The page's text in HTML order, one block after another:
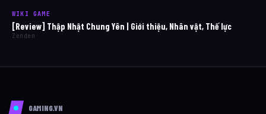
WIKI GAME
[Review] Thập Nhật Chung Yên | Giới thiệu, Nhân vật, Thế lực
Zenden
GAMING.VN